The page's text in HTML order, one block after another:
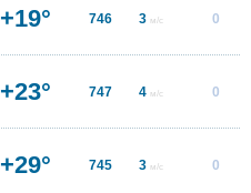
+19° 746 3 м/с 0
+23° 747 4 м/с 0
+29° 745 3 м/с 0